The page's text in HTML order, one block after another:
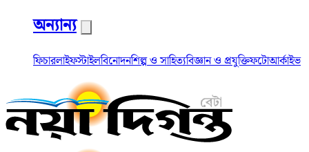
অন্যান্য
ফিচারলাইফস্টাইলবিনোদনশিল্প ও সাহিত্যবিজ্ঞান ও প্রযুক্তিফটোআর্কাইভ